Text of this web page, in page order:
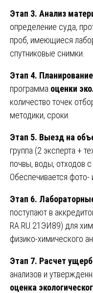
Этап 3. Анализ
определение суда,
проб, имеющиеся
спутниковые снимки.
Этап 4.
программа оценки
количество точек
методики, сроки.
Этап 5. Выезд на
группа (2 эксперта +
почвы, воды, отходов
Обеспечивается фото-
Этап 6.
поступают в
RA.RU.21ЭИ89) для
физико-химического
Этап 7. Расчет
анализов и
оценка